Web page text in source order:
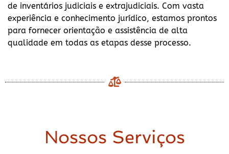
de inventários judiciais e extrajudiciais. Com vasta
experiência e conhecimento jurídico, estamos prontos
para fornecer orientação e assistência de alta
qualidade em todas as etapas desse processo.
Nossos Serviços